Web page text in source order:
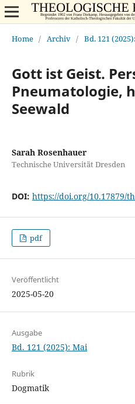
Home / Archiv / Bd. 121
Gott ist Geist.
Pneumatologie,
Seewald
Sarah Rosenhauer
Technische Universität Dresden
DOI: https://doi.org/10.17879/
pdf
Veröffentlicht
2025-05-20
Ausgabe
Bd. 121 (2025): Mai
Rubrik
Dogmatik